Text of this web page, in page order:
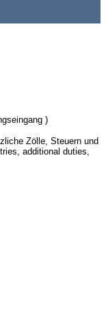
)
Zölle, Steuern und
additional duties,